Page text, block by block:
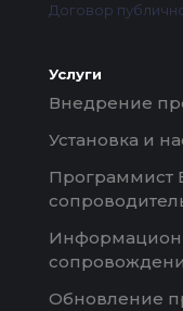
Договор
Услуги
Внедрение
Установка и
Программист
Обновление